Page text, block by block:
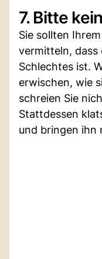
7. Bitte
Sie sollten
vermitteln, dass
Schlechtes ist.
erwischen, wie
schreien Sie
Stattdessen
und bringen ihn